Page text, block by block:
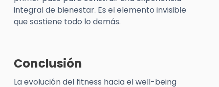
integral de bienestar. Es el elemento invisible
que sostiene todo lo demás.
Conclusión
La evolución del fitness hacia elwell-being